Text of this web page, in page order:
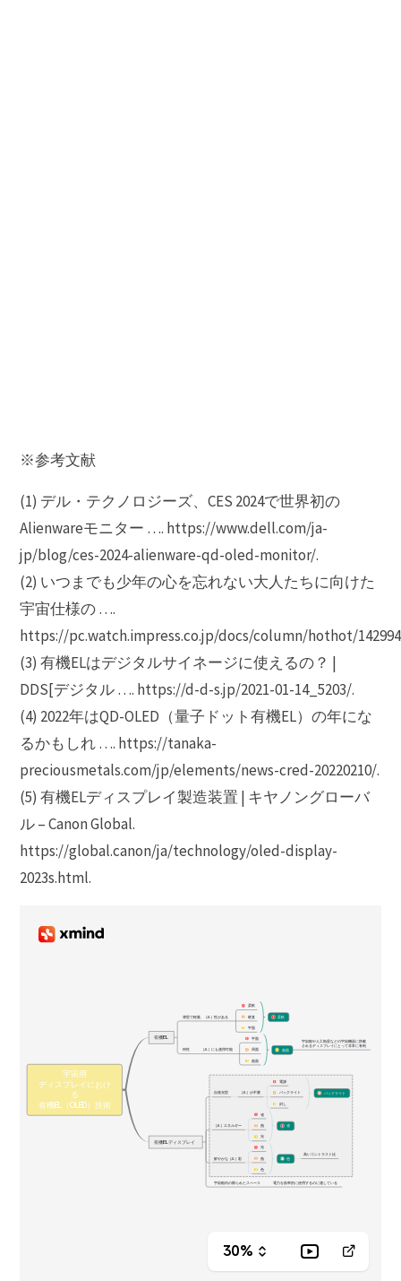
※参考文献
(1) デル・テクノロジーズ、CES 2024で世界初の
Alienwareモニター …. https://www.dell.com/ja-
jp/blog/ces-2024-alienware-qd-oled-monitor/.
(2) いつまでも少年の心を忘れない大人たちに向けた
宇宙仕様の ….
https://pc.watch.impress.co.jp/docs/column/hothot/
(3) 有機ELはデジタルサイネージに使えるの？ |
DDS[デジタル …. https://d-d-s.jp/2021-01-14_5203/.
(4) 2022年はQD-OLED（量子ドット有機EL）の年にな
るかもしれ …. https://tanaka-
preciousmetals.com/jp/elements/news-cred-20220210/.
(5) 有機ELディスプレイ製造装置 | キヤノングローバ
ル – Canon Global.
https://global.canon/ja/technology/oled-display-
2023s.html.